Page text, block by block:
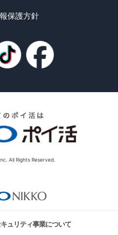
保護方針
All Rights Reserved.
ュリティ事業について